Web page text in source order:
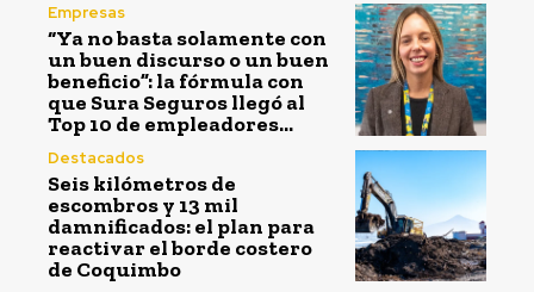
Empresas
“Ya no basta solamente con
un buen discurso o un buen
beneficio”: la fórmula con
que Sura Seguros llegó al
Top 10 de empleadores...
Destacados
Seis kilómetros de
escombros y 13 mil
damnificados: el plan para
reactivar el borde costero
de Coquimbo